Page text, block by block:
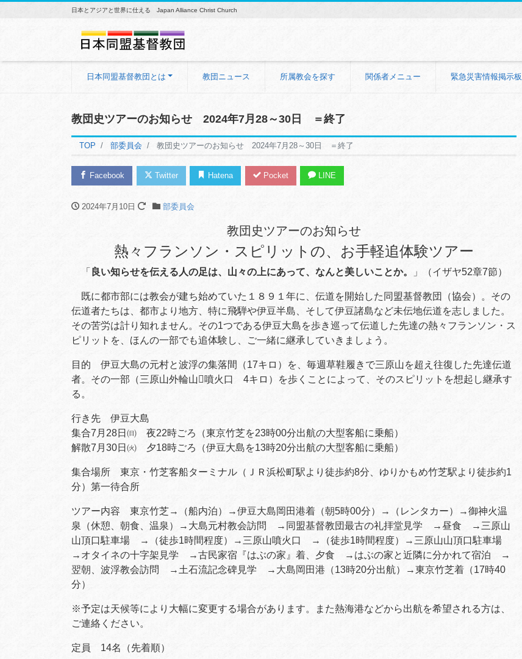
日本とアジアと世界に仕える Japan Alliance Christ Church
日本同盟基督教団とは 教団ニュース 所属教会を探す 関係者メニュー 緊急災害情報掲示板
教団史ツアーのお知らせ 2024年7月28～30日 ＝終了
TOP 部委員会 教団史ツアーのお知らせ 2024年7月28～30日 ＝終了
Facebook Twitter Hatena Pocket LINE
2024年7月10日 部委員会
教団史ツアーのお知らせ
熱々フランソン・スピリットの、お手軽追体験ツアー
「 良い知らせを伝える人の足は、山々の上にあって、なんと美しいことか。 」（イザヤ52章7節）
既に都市部には教会が建ち始めていた１８９１年に、伝道を開始した同盟基督教団（協会）。その
伝道者たちは、都市より地方、特に飛騨や伊豆半島、そして伊豆諸島など未伝地伝道を志しました。
その苦労は計り知れません。その1つである伊豆大島を歩き巡って伝道した先達の熱々フランソン・ス
ピリットを、ほんの一部でも追体験し、ご一緒に継承していきましょう。
目的 伊豆大島の元村と波浮の集落間（17キロ）を、毎週草鞋履きで三原山を超え往復した先達伝道
者。その一部（三原山外輪山􀃷噴火口 4キロ）を歩くことによって、そのスピリットを想起し継承す
る。
行き先 伊豆大島
集合7月28日㈰ 夜22時ごろ（東京竹芝を23時00分出航の大型客船に乗船）
解散7月30日㈫ 夕18時ごろ（伊豆大島を13時20分出航の大型客船に乗船）
集合場所 東京・竹芝客船ターミナル（ＪＲ浜松町駅より徒歩約8分、ゆりかもめ竹芝駅より徒歩約1
分）第一待合所
ツアー内容 東京竹芝→
（船内泊）→伊豆大島岡田港着（朝5時00分）→（レンタカー）→御神火温
泉（休憩、朝食、温泉）→大島元村教会訪問 →同盟基督教団最古の礼拝堂見学 →昼食 →三原山
山頂口駐車場 →（徒歩1時間程度）→三原山噴火口 →（徒歩1時間程度）→三原山山頂口駐車場
→オタイネの十字架見学 →古民家宿『はぶの家』着、夕食 →はぶの家と近隣に分かれて宿泊 →
翌朝、波浮教会訪問 →土石流記念碑見学 →大島岡田港（13時20分出航）→東京竹芝着（17時40
分）
※予定は天候等により大幅に変更する場合があります。また熱海港などから出航を希望される方は、
ご連絡ください。
定員 14名（先着順）